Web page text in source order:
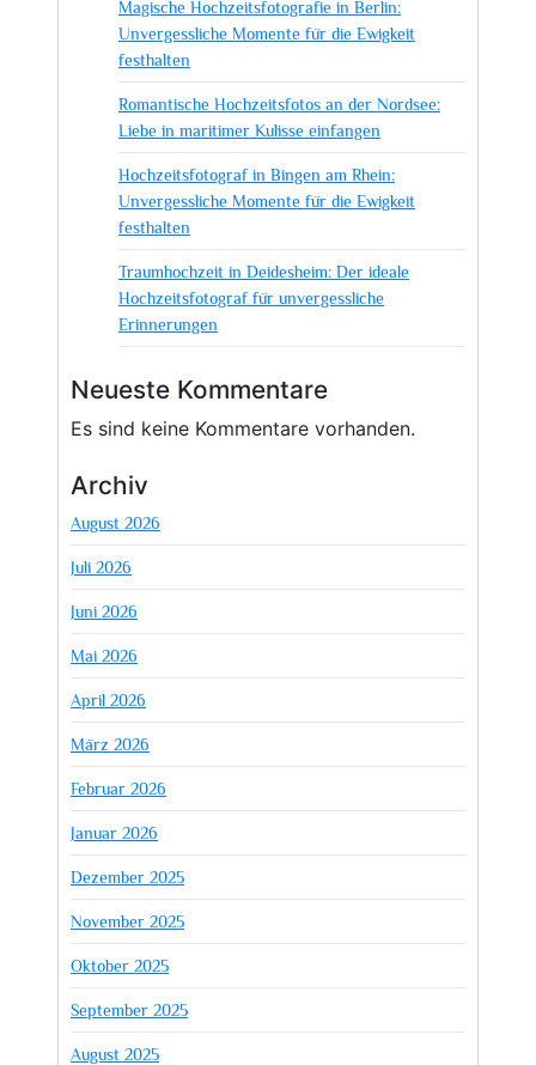
Magische Hochzeitsfotografie in Berlin:
Unvergessliche Momente für die Ewigkeit
festhalten
Romantische Hochzeitsfotos an der Nordsee:
Liebe in maritimer Kulisse einfangen
Hochzeitsfotograf in Bingen am Rhein:
Unvergessliche Momente für die Ewigkeit
festhalten
Traumhochzeit in Deidesheim: Der ideale
Hochzeitsfotograf für unvergessliche
Erinnerungen
Neueste Kommentare
Es sind keine Kommentare vorhanden.
Archiv
August 2026
Juli 2026
Juni 2026
Mai 2026
April 2026
März 2026
Februar 2026
Januar 2026
Dezember 2025
November 2025
Oktober 2025
September 2025
August 2025